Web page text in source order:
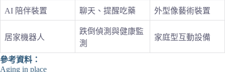
AI 陪伴裝置 聊天、提醒吃藥 外型像藝術裝置
居家機器人
跌倒偵測與健康監
測
家庭型互動設備
參考資料：
Aging in place